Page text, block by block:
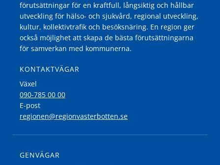
förutsättningar för en kraftfull, långsiktig och hållbar
utveckling för hälso- och sjukvård, regional utveckling,
kultur, kollektivtrafik och besöksnäring. En region ger
också möjlighet att skapa de bästa förutsättningarna
för samverkan med kommunerna.
KONTAKTVÄGAR
Växel
090-785 00 00
E-post
regionen@regionvasterbotten.se
GENVÄGAR